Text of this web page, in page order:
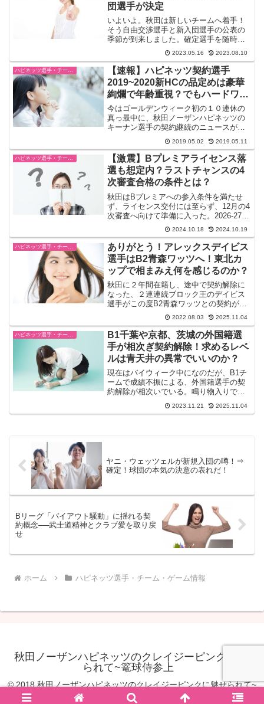
団選手が決定
いよいよ。秋田は新しいチームへ着手！
そう自由交渉選手と新入団選手の公表の
季節が到来しました。確定選手を随時公
表していきますね。新入団選手について
は長ければ7月までずれ込むことがありま
す。今回は入国規制も影響したいと思う
ので、早く決めて指導し...
2023.05.16 2023.08.10
【速報】ハピネッツ契約選手
2019~2020新HCの品定めは豪華
絢爛で年齢重視？でもハードワー
ク耐えれる？
今はゴールデンウィーク初の１０連休の
真っ最中に、秋田ノーザンハピネッツの
キーナン選手の契約継続のニュースが入
ってきました。うーん、彼の早い意思表
示は来季へのある意味、決意表明でもあ
ります。重要な得点源ですし、２シーズ
ン目となる日本での経験も...
2019.05.02 2019.05.11
ハピネッツ選手・チーム・ゲーム情報
【激震】Bプレミアライセンス落
選も想定内？ラストチャンスの4
次審査合格の条件とは？
秋田はBプレミアへの参入条件を満たせ
ず、ライセンス交付には至らず、12月の4
次審査へ向けて準備に入った。2026-27シ
ーズンにBプレミアでプレーするための第
1次から第3次審査を通過し、ライセンス
が交付されたクラブが発表された。リニ
ューアル...
2024.10.18 2024.10.19
ありがとう！アレックスデイビス
選手はB2青森ワッツへ！東北カ
ップで相まみえ何を感じるのか？
秋田に２年間在籍し、途中で契約解除に
なった、２連連続ブロック王のデイビス
選手がこの度B2青森ワッツとの契約が決
まった。なかなか去就が決まらなかった
彼がカテゴリーは違えど日本でプレーす
ることを選んだ。隣の青森なので、また
親近感がある。デイビス...
2022.08.03 2025.11.04
B1千葉や京都、茨城の外国籍選
手が相次ぎ契約解除！求めるレベ
ルは青天井の異常でいいのか？
現在はバイウィーク中になのだが、B1チ
ームで成績不振による、外国籍選手の契
約解除が相次いでいる。鳴り物入りで活
躍が期待される外国籍選手の存在は大き
いし、チームにアジャストして、大車輪
2023.11.21 2025.11.04
ヤニ・ウェッツェルが新規入団の噂！⇒
確定！球団の本気の決意の表れだ！
Bリーグ「バイアウト騒動」に揺れる契
約概念──武士道精神とクラブ愛を取り戻
せ
ホーム ハピネッツ選手・チーム・ゲーム情報
秋田ノーザンハピネッツのクレイジーピンクに魅せ
られて~篭球侍参上
© 2018 秋田ノーザンハピネッツのクレイジーピンクに魅せられて~
篭球侍参上.